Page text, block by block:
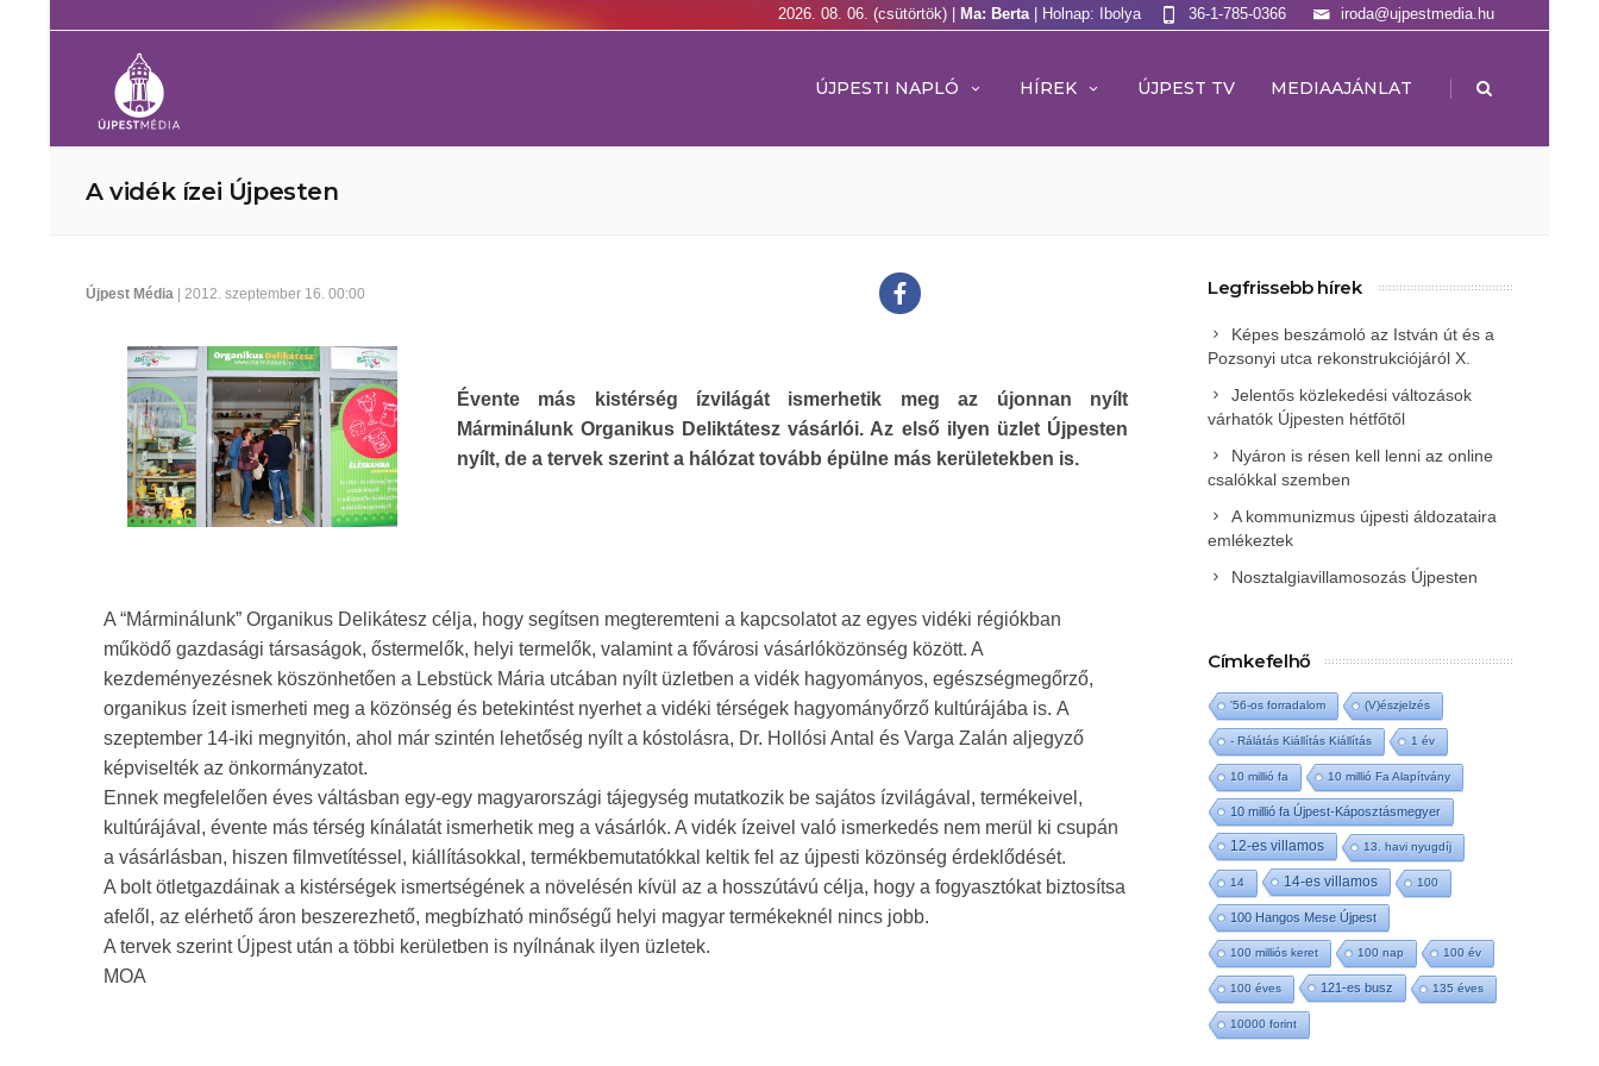
2026. 08. 06. (csütörtök) | Ma: Berta | Holnap: Ibolya iroda@ujpestmedia.hu
36-1-785-0366
ÚJPESTI NAPLÓ HÍREK ÚJPEST TV MEDIAAJÁNLAT |
A vidék ízei Újpesten
Újpest Média | 2012. szeptember 16. 00:00
Évente más kistérség ízvilágát ismerhetik meg az újonnan nyílt
Márminálunk Organikus Deliktátesz vásárlói. Az első ilyen üzlet Újpesten
nyílt, de a tervek szerint a hálózat tovább épülne más kerületekben is.
A “Márminálunk” Organikus Delikátesz célja, hogy segítsen megteremteni a kapcsolatot az egyes vidéki régiókban
működő gazdasági társaságok, őstermelők, helyi termelők, valamint a fővárosi vásárlóközönség között. A
kezdeményezésnek köszönhetően a Lebstück Mária utcában nyílt üzletben a vidék hagyományos, egészségmegőrző,
organikus ízeit ismerheti meg a közönség és betekintést nyerhet a vidéki térségek hagyományőrző kultúrájába is. A
szeptember 14-iki megnyitón, ahol már szintén lehetőség nyílt a kóstolásra, Dr. Hollósi Antal és Varga Zalán aljegyző
képviselték az önkormányzatot.
Ennek megfelelően éves váltásban egy-egy magyarországi tájegység mutatkozik be sajátos ízvilágával, termékeivel,
kultúrájával, évente más térség kínálatát ismerhetik meg a vásárlók. A vidék ízeivel való ismerkedés nem merül ki csupán
a vásárlásban, hiszen filmvetítéssel, kiállításokkal, termékbemutatókkal keltik fel az újpesti közönség érdeklődését.
A bolt ötletgazdáinak a kistérségek ismertségének a növelésén kívül az a hosszútávú célja, hogy a fogyasztókat biztosítsa
afelől, az elérhető áron beszerezhető, megbízható minőségű helyi magyar termékeknél nincs jobb.
A tervek szerint Újpest után a többi kerületben is nyílnának ilyen üzletek.
MOA
Legfrissebb hírek
Képes beszámoló az István út és a
Pozsonyi utca rekonstrukciójáról X.
Jelentős közlekedési változások
várhatók Újpesten hétfőtől
Nyáron is résen kell lenni az online
csalókkal szemben
A kommunizmus újpesti áldozataira
emlékeztek
Nosztalgiavillamosozás Újpesten
Címkefelhő
'56-os forradalom (V)észjelzés
- Rálátás Kiállítás Kiállítás 1 év
10 millió fa 10 millió Fa Alapítvány
10 millió fa Újpest-Káposztásmegyer
12-es villamos 13. havi nyugdíj
14 14-es villamos 100
100 Hangos Mese Újpest
100 milliós keret 100 nap 100 év
100 éves 121-es busz 135 éves
10000 forint